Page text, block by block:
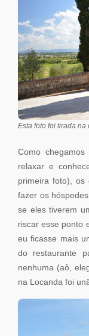
Esta foto foi tirada na
Como
relaxar e
primeira foto), os
fazer os
se eles tiverem
riscar esse ponto
eu ficasse mais
do restaurante
nenhuma (aô,
na Locanda foi